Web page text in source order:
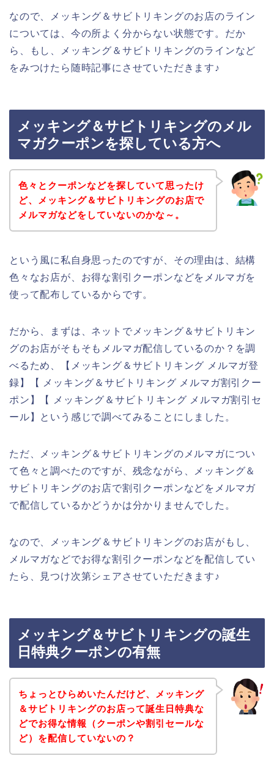
なので、メッキング＆サビトリキングのお店のライン
については、今の所よく分からない状態です。だか
ら、もし、メッキング＆サビトリキングのラインなど
をみつけたら随時記事にさせていただきます♪
メッキング＆サビトリキングのメル
マガクーポンを探している方へ
色々とクーポンなどを探していて思ったけ
ど、メッキング＆サビトリキングのお店で
メルマガなどをしていないのかな～。
という風に私自身思ったのですが、その理由は、結構
色々なお店が、お得な割引クーポンなどをメルマガを
使って配布しているからです。
だから、まずは、ネットでメッキング＆サビトリキン
グのお店がそもそもメルマガ配信しているのか？を調
べるため、【メッキング＆サビトリキング メルマガ登
録】【 メッキング＆サビトリキング メルマガ割引クー
ポン】【 メッキング＆サビトリキング メルマガ割引セ
ール】という感じで調べてみることにしました。
ただ、メッキング＆サビトリキングのメルマガについ
て色々と調べたのですが、残念ながら、メッキング＆
サビトリキングのお店で割引クーポンなどをメルマガ
で配信しているかどうかは分かりませんでした。
なので、メッキング＆サビトリキングのお店がもし、
メルマガなどでお得な割引クーポンなどを配信してい
たら、見つけ次第シェアさせていただきます♪
メッキング＆サビトリキングの誕生
日特典クーポンの有無
ちょっとひらめいたんだけど、メッキング
＆サビトリキングのお店って誕生日特典な
どでお得な情報（クーポンや割引セールな
ど）を配信していないの？